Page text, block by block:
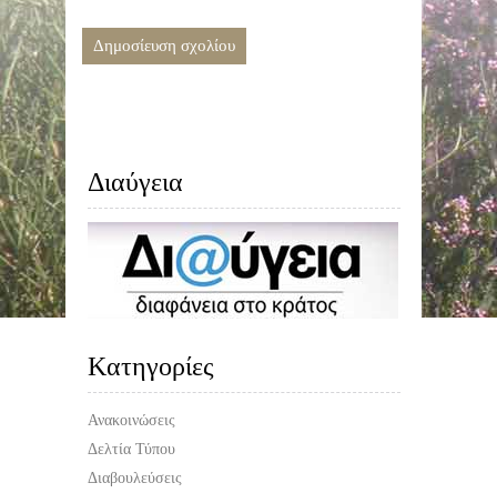
Διαύγεια
Kατηγορίες
Ανακοινώσεις
Δελτία Τύπου
Διαβουλεύσεις